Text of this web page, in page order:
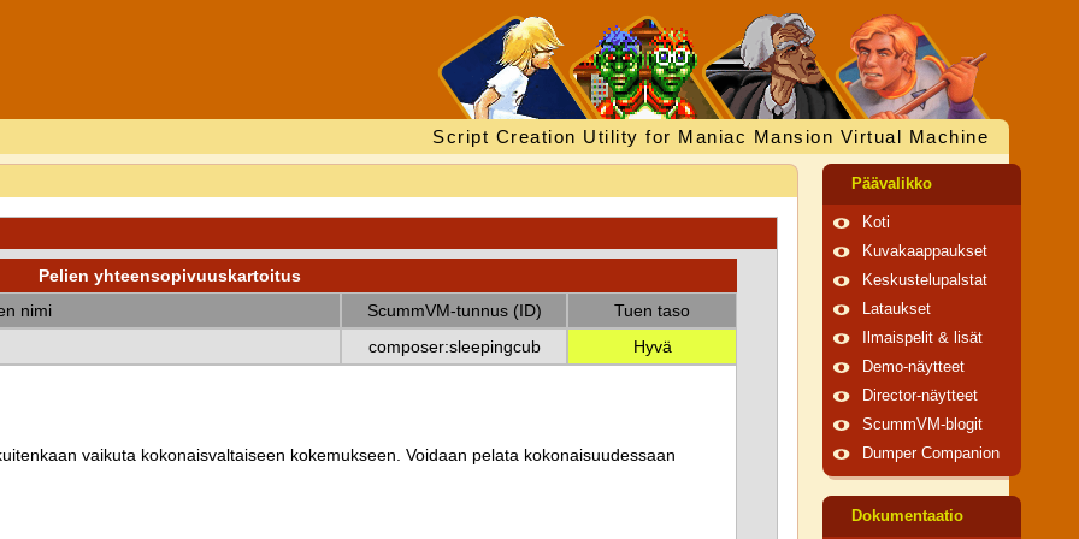
Script Creation Utility for Maniac Mansion Virtual Machine
Pelien yhteensopivuuskartoitus
nimi
ScummVM-tunnus (ID)
Tuen taso
composer:sleepingcub
Hyvä
vaikuta kokonaisvaltaiseen kokemukseen. Voidaan pelata kokonaisuudessaan
Päävalikko
Koti
Kuvakaappaukset
Keskustelupalstat
Lataukset
Ilmaispelit & lisät
Demo-näytteet
Director-näytteet
ScummVM-blogit
Dumper Companion
Dokumentaatio